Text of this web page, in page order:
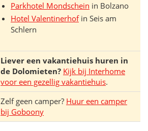
Parkhotel Mondschein in Bolzano
Hotel Valentinerhofin Seis am
Schlern
Liever een vakantiehuis huren in
de Dolomieten? Kijk bij Interhome
voor een gezellig vakantiehuis.
Zelf geen camper? Huur een camper
bij Goboony